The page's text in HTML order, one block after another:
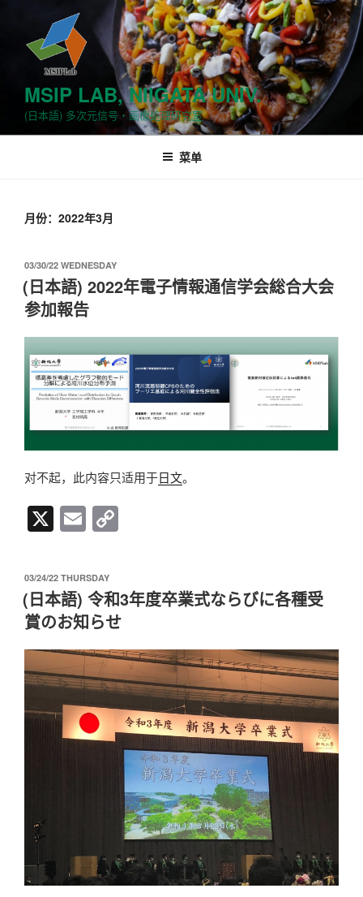
MSIP LAB, NIIGATA UNIV.
(日本語) 多次元信号・画像処理研究室
菜单
月份：2022年3月
发
布
于
03/30/22 WEDNESDAY
(日本語) 2022年電子情報通信学会総合大会
参加報告
对不起，此内容只适用于日文。
X E
ail
y
Li
n
k
发
布
于
03/24/22 THURSDAY
(日本語) 令和3年度卒業式ならびに各種受
賞のお知らせ